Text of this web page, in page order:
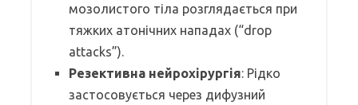
мозолистого тіла розглядається при
тяжких атонічних нападах (“drop
attacks”).
Резективна нейрохірургія: Рідко
застосовується через дифузний